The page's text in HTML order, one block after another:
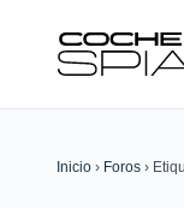
Buscar:
Inicio › Foros ›